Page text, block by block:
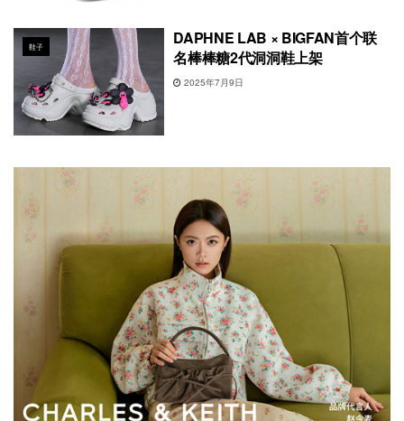
鞋子
DAPHNE LAB × BIGFAN首个联
名棒棒糖2代洞洞鞋上架
2025年7月9日